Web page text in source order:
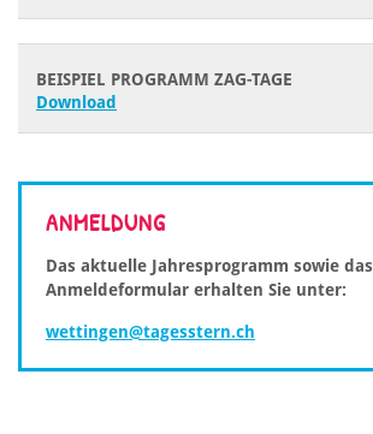
BEISPIEL PROGRAMM ZAG-TAGE
Download
ANMELDUNG
Das aktuelle Jahresprogramm sowie das
Anmeldeformular erhalten Sie unter:
wettingen@tagesstern.ch